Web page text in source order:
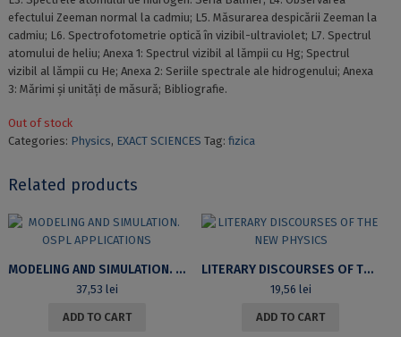
efectului Zeeman normal la cadmiu; L5. Măsurarea despicării Zeeman la
cadmiu; L6. Spectrofotometrie optică în vizibil-ultraviolet; L7. Spectrul
atomului de heliu; Anexa 1: Spectrul vizibil al lămpii cu Hg; Spectrul
vizibil al lămpii cu He; Anexa 2: Seriile spectrale ale hidrogenului; Anexa
3: Mărimi și unități de măsură; Bibliografie.
Out of stock
Categories: Physics, EXACT SCIENCES Tag: fizica
Related products
MODELING AND SIMULATION. OSPL APPLICATIONS
37,53 lei
ADD TO CART
LITERARY DISCOURSES OF THE NEW PHYSICS
19,56 lei
ADD TO CART